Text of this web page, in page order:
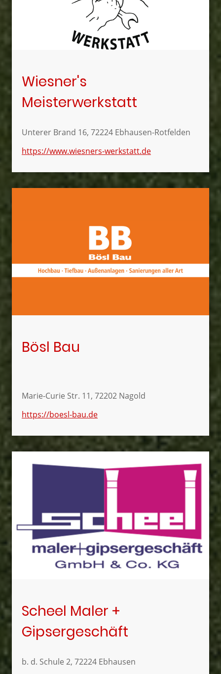
Wiesner's
Meisterwerkstatt
Unterer Brand 16, 72224 Ebhausen-Rotfelden
https://www.wiesners-werkstatt.de
Bösl Bau
Marie-Curie Str. 11, 72202 Nagold
https://boesl-bau.de
Scheel Maler +
Gipsergeschäft
b. d. Schule 2, 72224 Ebhausen